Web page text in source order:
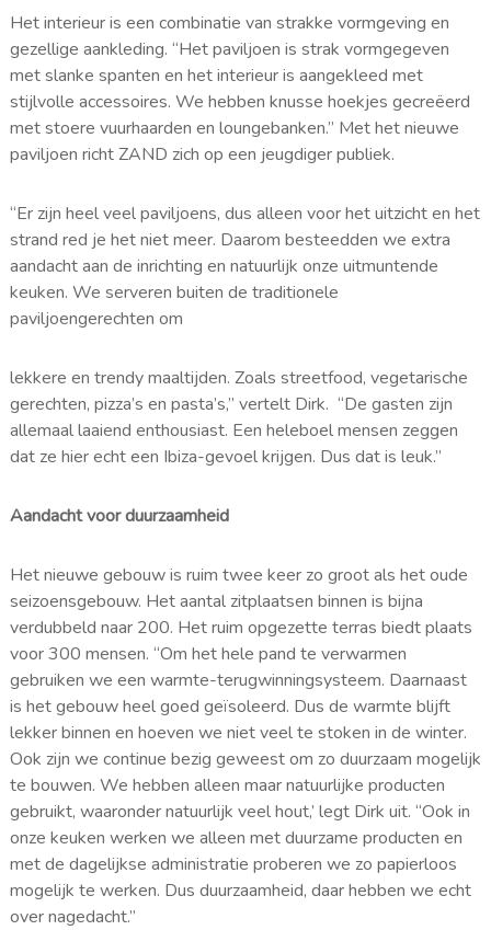
Het interieur is een combinatie van strakke vormgeving en
gezellige aankleding. “Het paviljoen is strak vormgegeven
met slanke spanten en het interieur is aangekleed met
stijlvolle accessoires. We hebben knusse hoekjes gecreëerd
met stoere vuurhaarden en loungebanken.” Met het nieuwe
paviljoen richt ZAND zich op een jeugdiger publiek.
“Er zijn heel veel paviljoens, dus alleen voor het uitzicht en het
strand red je het niet meer. Daarom besteedden we extra
aandacht aan de inrichting en natuurlijk onze uitmuntende
keuken. We serveren buiten de traditionele
paviljoengerechten om
lekkere en trendy maaltijden. Zoals streetfood, vegetarische
gerechten, pizza’s en pasta’s,” vertelt Dirk. “De gasten zijn
allemaal laaiend enthousiast. Een heleboel mensen zeggen
dat ze hier echt een Ibiza-gevoel krijgen. Dus dat is leuk.”
Aandacht voor duurzaamheid
Het nieuwe gebouw is ruim twee keer zo groot als het oude
seizoensgebouw. Het aantal zitplaatsen binnen is bijna
verdubbeld naar 200. Het ruim opgezette terras biedt plaats
voor 300 mensen. “Om het hele pand te verwarmen
gebruiken we een warmte-terugwinningsysteem. Daarnaast
is het gebouw heel goed geïsoleerd. Dus de warmte blijft
lekker binnen en hoeven we niet veel te stoken in de winter.
Ook zijn we continue bezig geweest om zo duurzaam mogelijk
te bouwen. We hebben alleen maar natuurlijke producten
gebruikt, waaronder natuurlijk veel hout,’ legt Dirk uit. “Ook in
onze keuken werken we alleen met duurzame producten en
met de dagelijkse administratie proberen we zo papierloos
mogelijk te werken. Dus duurzaamheid, daar hebben we echt
over nagedacht.”